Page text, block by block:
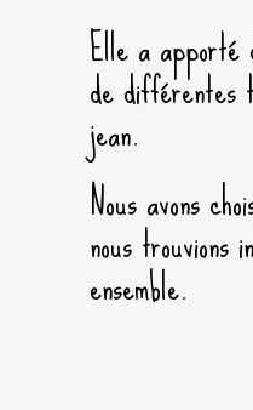
Elle a
de différentes
jean.
Nous avons
nous trouvions
ensemble.